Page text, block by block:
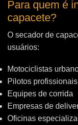
Para quem é
capacete?
O secador de
usuários:
Motociclistas
Pilotos profissionais
Equipes de corrida
Empresas de
Oficinas